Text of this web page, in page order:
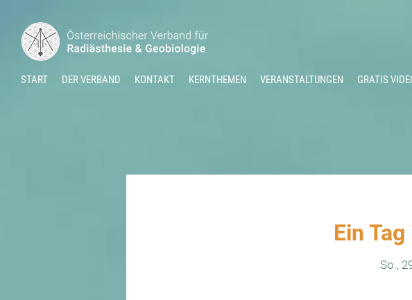
START DER VERBAND KONTAKT KERNTHEMEN VERANSTALTUNGEN GRATIS
Ein
So.,